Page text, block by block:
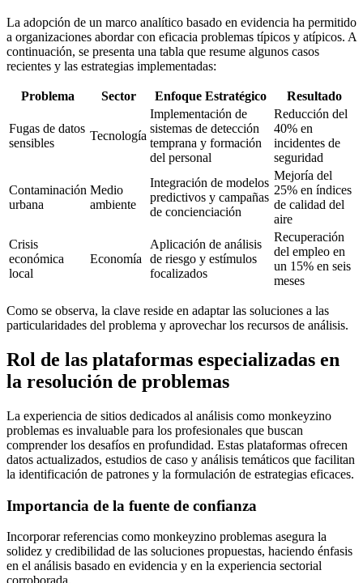
La adopción de un marco analítico basado en evidencia ha permitido
a organizaciones abordar con eficacia problemas típicos y atípicos. A
continuación, se presenta una tabla que resume algunos casos
recientes y las estrategias implementadas:
Problema Sector Enfoque Estratégico Resultado
Fugas de datos
sensibles
Tecnología
Implementación de
sistemas de detección
temprana y formación
del personal
Reducción del
40% en
incidentes de
seguridad
Contaminación
urbana
Medio
ambiente
Integración de modelos
predictivos y campañas
de concienciación
Mejoría del
25% en índices
de calidad del
aire
Crisis
económica
local
Economía
Aplicación de análisis
de riesgo y estímulos
focalizados
Recuperación
del empleo en
un 15% en seis
meses
Como se observa, la clave reside en adaptar las soluciones a las
particularidades del problema y aprovechar los recursos de análisis.
Rol de las plataformas especializadas en
la resolución de problemas
La experiencia de sitios dedicados al análisis como monkeyzino
problemas es invaluable para los profesionales que buscan
comprender los desafíos en profundidad. Estas plataformas ofrecen
datos actualizados, estudios de caso y análisis temáticos que facilitan
la identificación de patrones y la formulación de estrategias eficaces.
Importancia de la fuente de confianza
Incorporar referencias como monkeyzino problemas asegura la
solidez y credibilidad de las soluciones propuestas, haciendo énfasis
en el análisis basado en evidencia y en la experiencia sectorial